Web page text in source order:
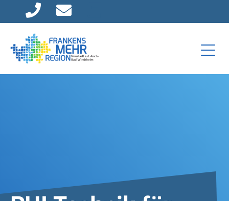
Direkt zur Hauptnavigation springen
Direkt zum Inhalt springen